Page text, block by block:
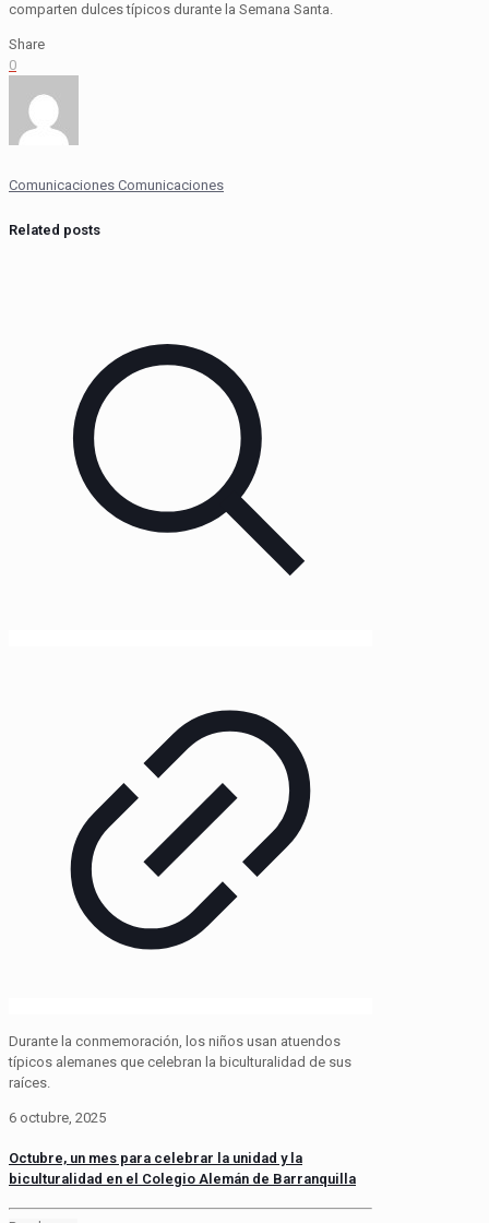
comparten dulces típicos durante la Semana Santa.
Share
0
Comunicaciones Comunicaciones
Related posts
Durante la conmemoración, los niños usan atuendos
típicos alemanes que celebran la biculturalidad de sus
raíces.
6 octubre, 2025
Octubre, un mes para celebrar la unidad y la
biculturalidad en el Colegio Alemán de Barranquilla